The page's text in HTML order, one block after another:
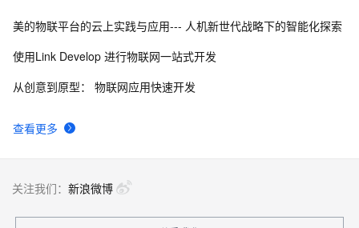
查看更多
美的物联平台的云上实践与应用--- 人机新世代战略下的智能化探索
使用Link Develop 进行物联网一站式开发
从创意到原型： 物联网应用快速开发
关注我们： 新浪微博